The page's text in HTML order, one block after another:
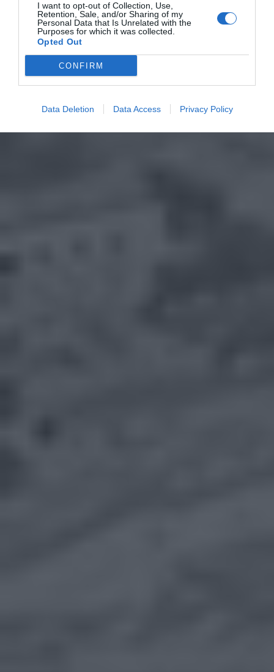
I want to opt-out of Collection, Use,
Retention, Sale, and/or Sharing of my
Personal Data that Is Unrelated with the
Purposes for which it was collected.
Opted Out
CONFIRM
Data Deletion Data Access Privacy Policy